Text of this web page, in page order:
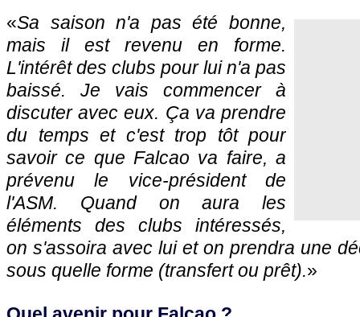
«Sa saison n'a pas été bonne,
mais il est revenu en forme.
L'intérêt des clubs pour lui n'a pas
baissé. Je vais commencer à
discuter avec eux. Ça va prendre
du temps et c'est trop tôt pour
savoir ce que Falcao va faire, a
prévenu le vice-président de
l'ASM. Quand on aura les
éléments des clubs intéressés,
on s'assoira avec lui et on prendra une
sous quelle forme (transfert ou prêt).»